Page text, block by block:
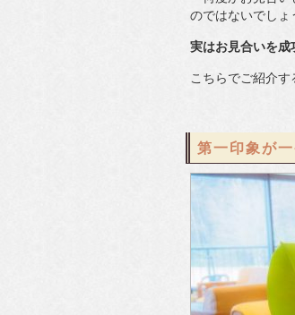
のではないでしょ
実はお見合いを成
こちらでご紹介す
第一印象が